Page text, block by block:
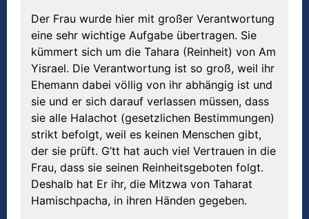
Der Frau wurde hier mit großer Verantwortung
eine sehr wichtige Aufgabe übertragen. Sie
kümmert sich um die Tahara (Reinheit) von Am
Yisrael. Die Verantwortung ist so groß, weil ihr
Ehemann dabei völlig von ihr abhängig ist und
sie und er sich darauf verlassen müssen, dass
sie alle Halachot (gesetzlichen Bestimmungen)
strikt befolgt, weil es keinen Menschen gibt,
der sie prüft. G’tt hat auch viel Vertrauen in die
Frau, dass sie seinen Reinheitsgeboten folgt.
Deshalb hat Er ihr, die Mitzwa von Taharat
Hamischpacha, in ihren Händen gegeben.